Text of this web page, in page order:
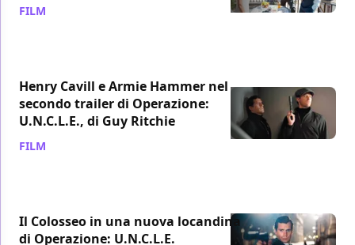
FILM
Henry Cavill e Armie Hammer nel
secondo trailer di Operazione:
U.N.C.L.E., di Guy Ritchie
FILM
Il Colosseo in una nuova locandina
di Operazione: U.N.C.L.E.